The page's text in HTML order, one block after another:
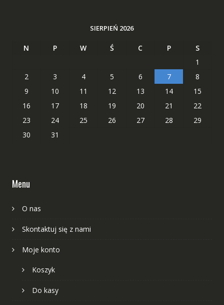
SIERPIEŃ 2026
N P W Ś C P
S
1
2
3 4 5 6 7
8
9
10 11 12 13 14
15
16
17 18 19 20 21
22
23
24 25 26 27 28
29
30
31
Menu
O nas
Skontaktuj się z nami
Moje konto
Koszyk
Do kasy